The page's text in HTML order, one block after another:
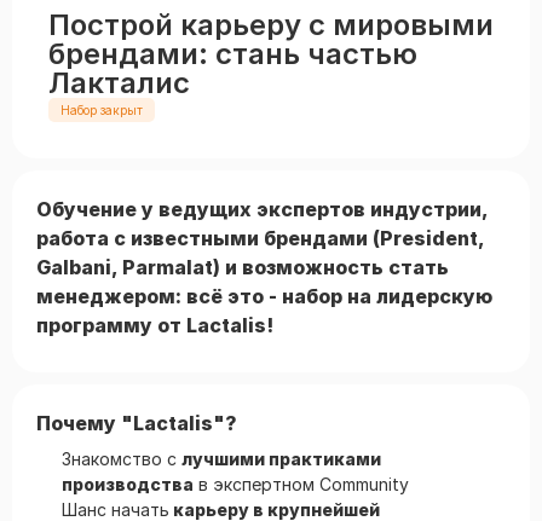
Построй карьеру с мировыми
брендами: стань частью
Лакталис
Набор закрыт
Обучение у ведущих экспертов индустрии,
работа с известными брендами (President,
Galbani, Parmalat) и возможность стать
менеджером: всё это - набор на лидерскую
программу от Lactalis!
Почему "Lactalis"?
Знакомство с лучшими практиками
производства в экспертном Community
Шанс начать карьеру в крупнейшей